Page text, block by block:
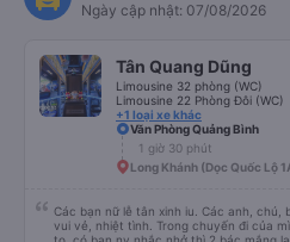
Ngày cập nhật: 07/08/2026
Tân Quang Dũng
Limousine 32 phòng (WC)
Limousine 22 Phòng Đôi (WC)
+1 loại xe khác
Văn Phòng Quảng Bình
1 giờ 30 phút
Long Khánh (Dọc Quốc Lộ
Các bạn nữ lễ tân xinh iu. Các anh, chú,
vui vẻ, nhiệt tình. Trong chuyến đi của mình có 2 gia đình bác lớn tuổi nc khá